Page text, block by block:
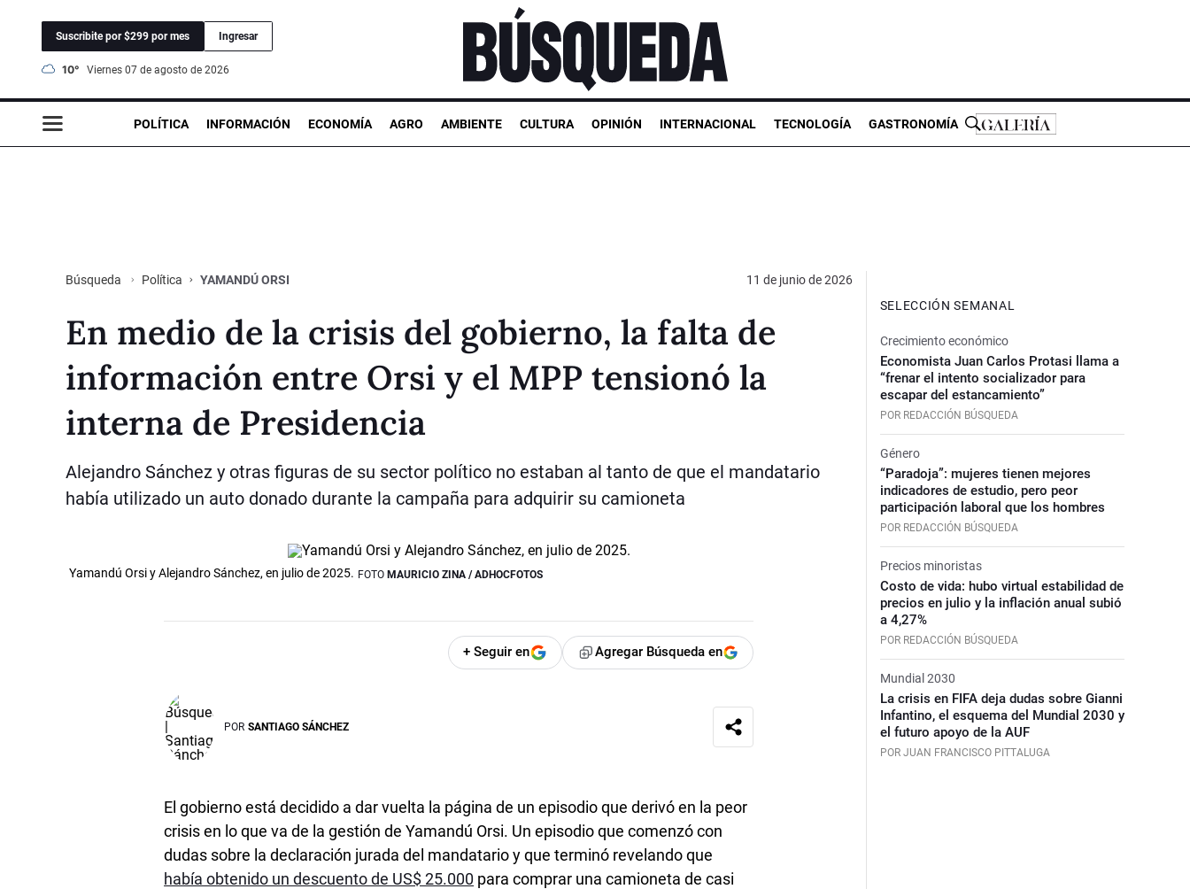
Suscribite por $299 por mes Ingresar
10° viernes 07 de agosto de 2026
POLÍTICA INFORMACIÓN ECONOMÍA AGRO AMBIENTE CULTURA OPINIÓN INTERNACIONAL TECNOLOGÍA GASTRONOMÍA
Búsqueda Política YAMANDÚ ORSI 11 de junio de 2026
En medio de la crisis del gobierno, la falta de
información entre Orsi y el MPP tensionó la
interna de Presidencia
Alejandro Sánchez y otras figuras de su sector político no estaban al tanto de que el mandatario
había utilizado un auto donado durante la campaña para adquirir su camioneta
Yamandú Orsi y Alejandro Sánchez, en julio de 2025. FOTO MAURICIO ZINA / ADHOCFOTOS
+ Seguir en Agregar Búsqueda en
POR SANTIAGO SÁNCHEZ
El gobierno está decidido a dar vuelta la página de un episodio que derivó en la peor
crisis en lo que va de la gestión de Yamandú Orsi. Un episodio que comenzó con
dudas sobre la declaración jurada del mandatario y que terminó revelando que
había obtenido un descuento de US$ 25.000 para comprar una camioneta de casi
SELECCIÓN SEMANAL
Crecimiento económico
Economista Juan Carlos Protasi llama a
“frenar el intento socializador para
escapar del estancamiento”
POR REDACCIÓN BÚSQUEDA
Género
“Paradoja”: mujeres tienen mejores
indicadores de estudio, pero peor
participación laboral que los hombres
POR REDACCIÓN BÚSQUEDA
Precios minoristas
Costo de vida: hubo virtual estabilidad de
precios en julio y la inflación anual subió
a 4,27%
POR REDACCIÓN BÚSQUEDA
Mundial 2030
La crisis en FIFA deja dudas sobre Gianni
Infantino, el esquema del Mundial 2030 y
el futuro apoyo de la AUF
POR JUAN FRANCISCO PITTALUGA